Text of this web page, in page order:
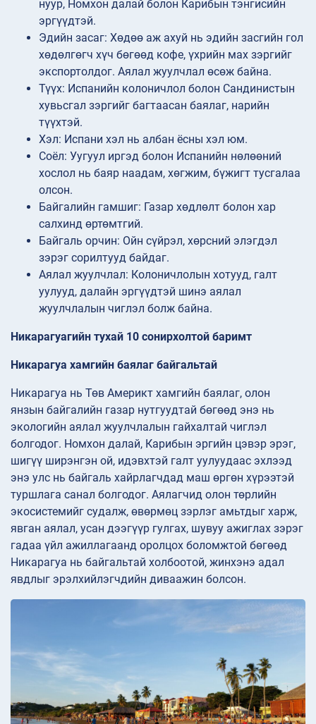
нуур, Номхон далай болон Карибын тэнгисийн
эргүүдтэй.
Эдийн засаг: Хөдөө аж ахуй нь эдийн засгийн гол
хөдөлгөгч хүч бөгөөд кофе, үхрийн мах зэргийг
экспортолдог. Аялал жуулчлал өсөж байна.
Түүх: Испанийн колоничлол болон Сандинистын
хувьсгал зэргийг багтаасан баялаг, нарийн
түүхтэй.
Хэл: Испани хэл нь албан ёсны хэл юм.
Соёл: Уугуул иргэд болон Испанийн нөлөөний
хослол нь баяр наадам, хөгжим, бүжигт тусгалаа
олсон.
Байгалийн гамшиг: Газар хөдлөлт болон хар
салхинд өртөмтгий.
Байгаль орчин: Ойн сүйрэл, хөрсний элэгдэл
зэрэг сорилтууд байдаг.
Аялал жуулчлал: Колоничлолын хотууд, галт
уулууд, далайн эргүүдтэй шинэ аялал
жуулчлалын чиглэл болж байна.
Никарагуагийн тухай 10 сонирхолтой баримт
Никарагуа хамгийн баялаг байгальтай
Никарагуа нь Төв Америкт хамгийн баялаг, олон
янзын байгалийн газар нутгуудтай бөгөөд энэ нь
экологийн аялал жуулчлалын гайхалтай чиглэл
болгодог. Номхон далай, Карибын эргийн цэвэр эрэг,
шигүү ширэнгэн ой, идэвхтэй галт уулуудаас эхлээд
энэ улс нь байгаль хайрлагчдад маш өргөн хүрээтэй
туршлага санал болгодог. Аялагчид олон төрлийн
экосистемийг судалж, өвөрмөц зэрлэг амьтдыг харж,
явган аялал, усан дээгүүр гулгах, шувуу ажиглах зэрэг
гадаа үйл ажиллагаанд оролцох боломжтой бөгөөд
Никарагуа нь байгальтай холбоотой, жинхэнэ адал
явдлыг эрэлхийлэгчдийн диваажин болсон.